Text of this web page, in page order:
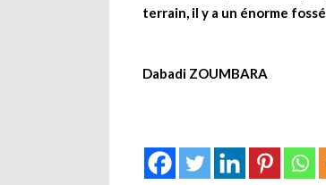
terrain, il y a un énorme fossé.
Dabadi ZOUMBARA